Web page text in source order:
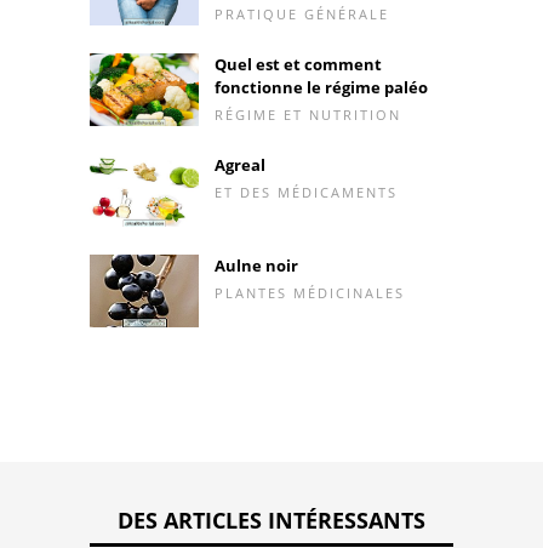
PRATIQUE GÉNÉRALE
Quel est et comment
fonctionne le régime paléo
RÉGIME ET NUTRITION
Agreal
ET DES MÉDICAMENTS
Aulne noir
PLANTES MÉDICINALES
DES ARTICLES INTÉRESSANTS